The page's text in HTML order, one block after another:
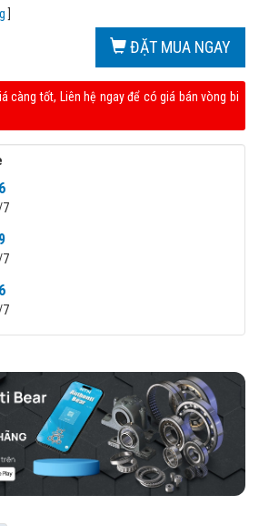
ĐẶT MUA NGAY
càng tốt, Liên hệ ngay để có giá bán vòng bi
7
7
7